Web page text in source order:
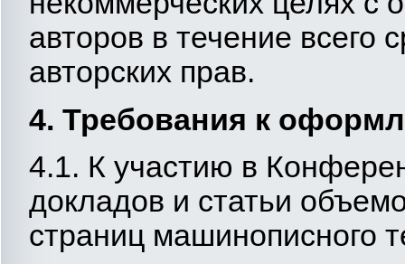
авторов в течение всего
авторских прав.
4. Требования к
4.1. К участию в
докладов и статьи
страниц машинописного